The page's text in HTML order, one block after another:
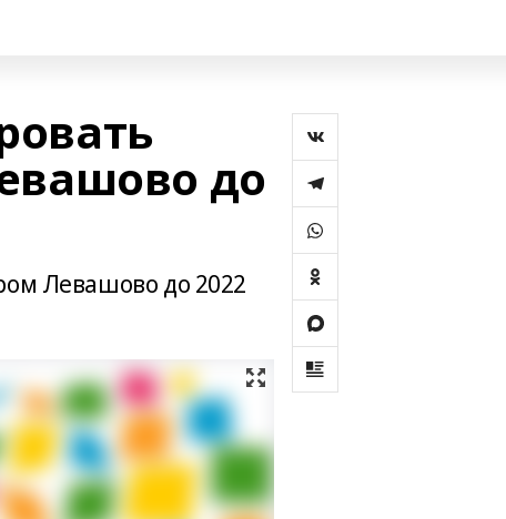
до
Левашово до 2022